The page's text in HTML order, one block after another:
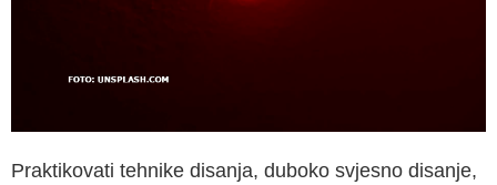
Praktikovati tehnike disanja, duboko svjesno disanje,